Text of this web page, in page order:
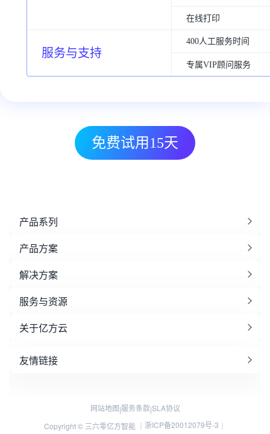
在线打印
服务与支持
400人工服务时间
专属VIP顾问服务
免费试用15天
产品系列
产品方案
解决方案
服务与资源
关于亿方云
友情链接
网站地图|服务条款|SLA协议
Copyright © 三六零亿方智能 ｜ 浙ICP备20012079号-3 ｜